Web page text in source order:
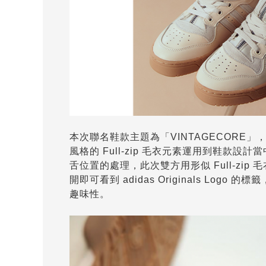
本次聯名鞋款主題為「VINTAGECORE」
風格的 Full-zip 毛衣元素運用到鞋款設計
舌位置的處理，此次雙方用形似 Full-zip
開即可看到 adidas Originals Logo 的標籤
趣味性。